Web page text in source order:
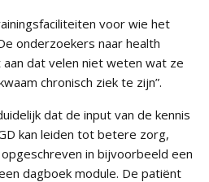
voor wie het
onderzoekers naar health
dat velen niet weten wat ze
chronisch ziek te zijn”.
dat de input van de kennis
kan leiden tot betere zorg,
in bijvoorbeeld een
dagboek module. De patiënt